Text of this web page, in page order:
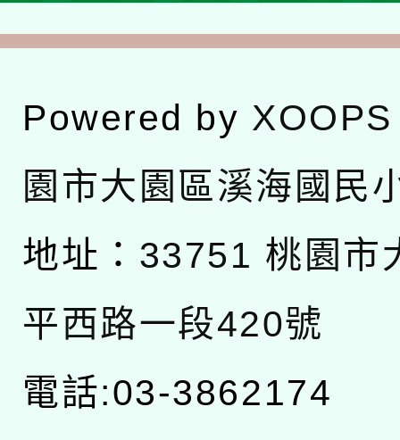
Powered by XOOPS
園市大園區溪海國民
地址： 33751 桃園市
平西路一段420號
電話:03-3862174